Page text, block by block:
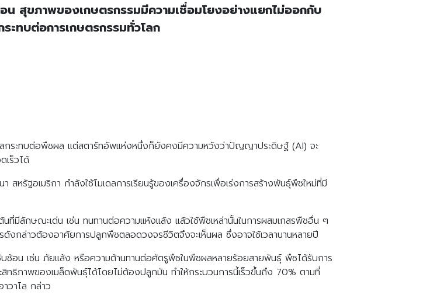
สุขภาพของเกษตรกรรมมีความเชื่อมโยงอย่างแยกไม่ออกกับ
ทบต่อการเกษตรกรรมทั่วโลก
ลกระทบต่อพืชผล แต่สตาร์ทอัพแห่งหนึ่งก็ยังคงมีความหวังว่าปัญญาประดิษฐ์ (AI) จะ
เร็วได้
รัฐอเมริกา กำลังใช้โมเดลการเรียนรู้ของเครื่องจักรเพื่อเร่งการสร้างพันธุ์พืชใหม่ที่มี
มีลักษณะเด่น เช่น ทนทานต่อความแห้งแล้ง แล้วใช้พืชเหล่านั้นในการผสมเกสรพืชอื่น ๆ
ดังกล่าวต้องอาศัยการปลูกพืชตลอดวงจรชีวิตจึงจะเห็นผล ซึ่งอาจใช้เวลานานหลายปี
อน เช่น ภัยแล้ง หรือความต้านทานต่อศัตรูพืชในพืชผลหลายร้อยสายพันธุ์ พืชได้รับการ
ธิภาพของเมล็ดพันธุ์ได้โดยไม่ต้องปลูกมัน ทำให้กระบวนการนี้เร็วขึ้นถึง 70% ตามที่
วาโล กล่าว